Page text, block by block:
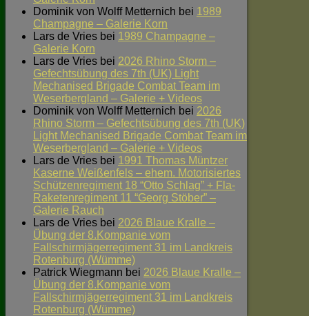
Dominik von Wolff Metternich bei 1989
Champagne – Galerie Korn
Lars de Vries bei 1989 Champagne –
Galerie Korn
Lars de Vries bei 2026 Rhino Storm –
Gefechtsübung des 7th (UK) Light
Mechanised Brigade Combat Team im
Weserbergland – Galerie + Videos
Dominik von Wolff Metternich bei 2026
Rhino Storm – Gefechtsübung des 7th (UK)
Light Mechanised Brigade Combat Team im
Weserbergland – Galerie + Videos
Lars de Vries bei 1991 Thomas Müntzer
Kaserne Weißenfels – ehem. Motorisiertes
Schützenregiment 18 “Otto Schlag” + Fla-
Raketenregiment 11 “Georg Stöber” –
Galerie Rauch
Lars de Vries bei 2026 Blaue Kralle –
Übung der 8.Kompanie vom
Fallschirmjägerregiment 31 im Landkreis
Rotenburg (Wümme)
Patrick Wiegmann bei 2026 Blaue Kralle –
Übung der 8.Kompanie vom
Fallschirmjägerregiment 31 im Landkreis
Rotenburg (Wümme)